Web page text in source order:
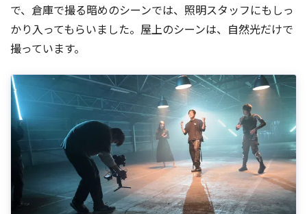
で、倉庫で撮る暗めのシーンでは、照明スタッフにもしっ
かり入ってもらいました。屋上のシーンは、自然光だけで
撮っています。